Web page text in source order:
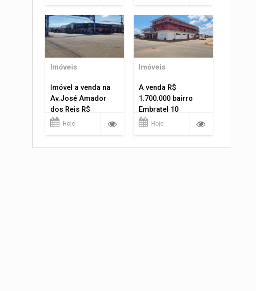
Imóveis
Imóvel a venda na
Av.José Amador
dos Reis R$
1.400.000
Hoje
Imóveis
A venda R$
1.700.000 bairro
Embratel 10
apartamentos!
Hoje